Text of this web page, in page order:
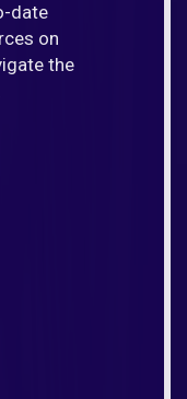
date
on
the